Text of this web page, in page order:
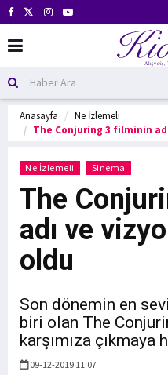
Anasayfa
Ne İzlemeli
The Conjuring 3 filminin
Ne İzlemeli Sinema
The
adı ve
oldu
Son dönemin en
biri olan The
karşımıza çıkmaya
09-12-2019 11:07